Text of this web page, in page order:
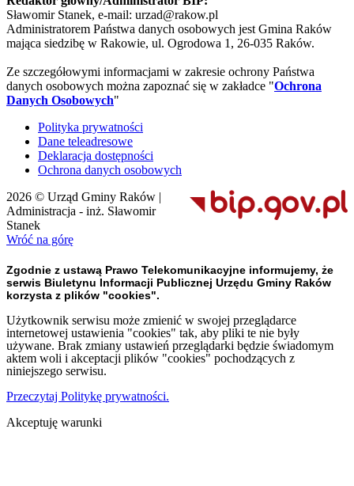
Sławomir Stanek, e-mail: urzad@rakow.pl
Administratorem Państwa danych osobowych jest Gmina Raków
mająca siedzibę w Rakowie, ul. Ogrodowa 1, 26-035 Raków.
Ze szczegółowymi informacjami w zakresie ochrony Państwa
danych osobowych można zapoznać się w zakładce "Ochrona
Danych Osobowych"
Polityka prywatności
Dane teleadresowe
Deklaracja dostępności
Ochrona danych osobowych
2026 © Urząd Gminy Raków |
Administracja - inż. Sławomir
Stanek
Wróć na górę
Zgodnie z ustawą Prawo Telekomunikacyjne informujemy, że
serwis Biuletynu Informacji Publicznej Urzędu Gminy Raków
korzysta z plików "cookies".
Użytkownik serwisu może zmienić w swojej przeglądarce
internetowej ustawienia "cookies" tak, aby pliki te nie były
używane. Brak zmiany ustawień przeglądarki będzie świadomym
aktem woli i akceptacji plików "cookies" pochodzących z
niniejszego serwisu.
Przeczytaj Politykę prywatności.
Akceptuję warunki